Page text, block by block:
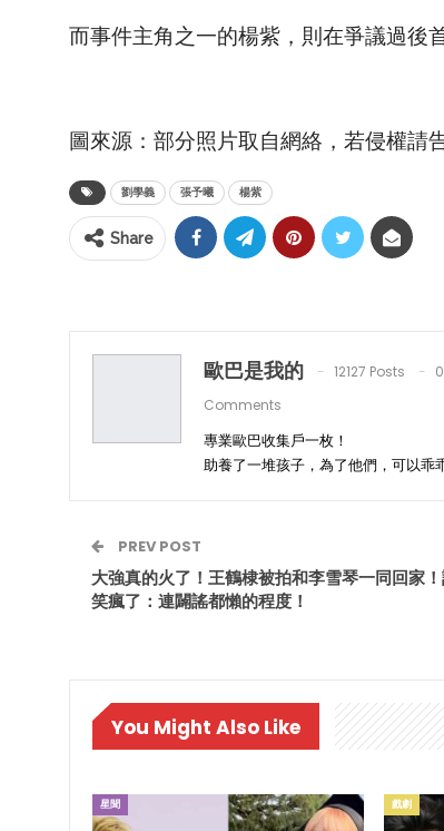
而事件主角之一的楊紫，則在爭議過
圖來源：部分照片取自網絡，若侵權請
劉學義 張予曦 楊紫
Share
歐巴是我的 12127 Posts
0
Comments
專業歐巴收集戶一枚！
助養了一堆孩子，為了他們，可以乖
PREV POST
大強真的火了！王鶴棣被拍和李雪琴一同回家
笑瘋了：連闢謠都懶的程度！
You Might Also Like
星聞 戲劇